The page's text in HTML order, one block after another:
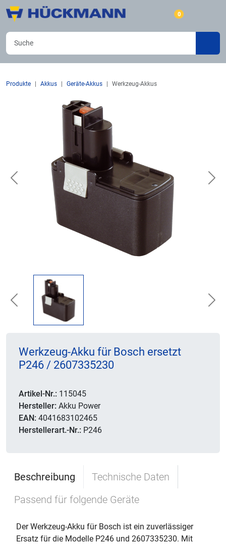
0
Produkte Akkus Geräte-Akkus Werkzeug-Akkus
Previous
Previous
Werkzeug-Akku für Bosch ersetzt
P246 / 2607335230
Artikel-Nr.: 115045
Hersteller: Akku Power
EAN: 4041683102465
Herstellerart.-Nr.: P246
Beschreibung
Technische Daten
Passend für folgende Geräte
Der Werkzeug-Akku für Bosch ist ein zuverlässiger
Ersatz für die Modelle P246 und 2607335230. Mit